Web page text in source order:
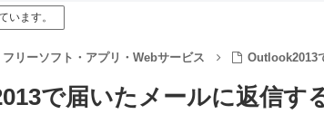
います。
フリーソフト・アプリ・Webサービス Outlook2013
で届いたメールに返信す